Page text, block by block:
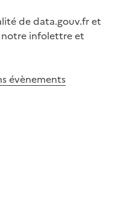
de data.gouv.fr et
notre infolettre et
évènements